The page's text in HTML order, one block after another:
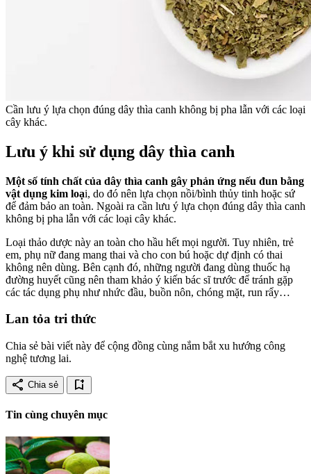
Cần lưu ý lựa chọn đúng dây thìa canh không bị pha lẫn với các loại
cây khác.
Lưu ý khi sử dụng dây thìa canh
Một số tính chất của dây thìa canh gây phản ứng nếu đun bằng
vật dụng kim loại, do đó nên lựa chọn nồi/bình thủy tinh hoặc sứ
để đảm bảo an toàn. Ngoài ra cần lưu ý lựa chọn đúng dây thìa canh
không bị pha lẫn với các loại cây khác.
Loại thảo dược này an toàn cho hầu hết mọi người. Tuy nhiên, trẻ
em, phụ nữ đang mang thai và cho con bú hoặc dự định có thai
không nên dùng. Bên cạnh đó, những người đang dùng thuốc hạ
đường huyết cũng nên tham khảo ý kiến bác sĩ trước để tránh gặp
các tác dụng phụ như nhức đầu, buồn nôn, chóng mặt, run rẩy…
Lan tỏa tri thức
Chia sẻ bài viết này để cộng đồng cùng nắm bắt xu hướng công
nghệ tương lai.
share Chia sẻ bookmark_add
Tin cùng chuyên mục